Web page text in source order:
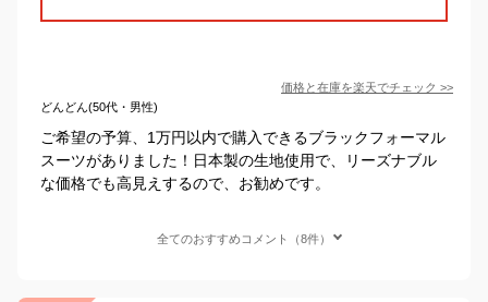
価格と在庫を楽天でチェック >>
どんどん(50代・男性)
ご希望の予算、1万円以内で購入できるブラックフォーマル
スーツがありました！日本製の生地使用で、リーズナブル
な価格でも高見えするので、お勧めです。
全てのおすすめコメント（8件）